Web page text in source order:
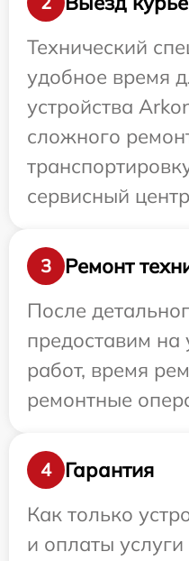
Технический
удобное время
устройства
сложного
сервисный
3
Ремонт
После
предоставим на
работ, время
ремонтные
4
Гарантия
Как только
и оплаты